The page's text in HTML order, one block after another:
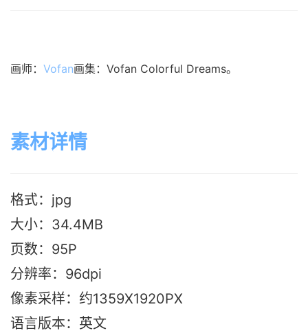
画师： Vofan画集：Vofan Colorful Dreams。
素材详情
格式：jpg
大小：34.4MB
页数：95P
分辨率：96dpi
像素采样：约1359X1920PX
语言版本：英文